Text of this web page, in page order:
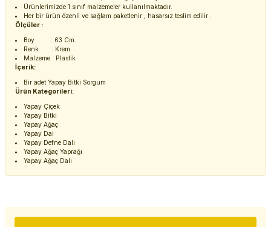
Ürünlerimizde 1.sınıf malzemeler kullanılmaktadır.
Her bir ürün özenli ve sağlam paketlenir , hasarsız teslim edilir .
Ölçüler :
Boy : 63 Cm.
Renk : Krem
Malzeme : Plastik
İçerik:
Bir adet Yapay Bitki Sorgum
Ürün Kategorileri:
Yapay Çiçek
Yapay Bitki
Yapay Ağaç
Yapay Dal
Yapay Defne Dalı
Yapay Ağaç Yaprağı
Yapay Ağaç Dalı